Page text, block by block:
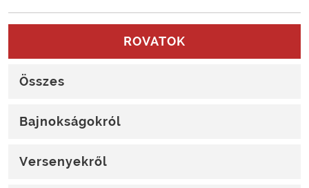
ROVATOK
Összes
Bajnokságokról
Versenyekről